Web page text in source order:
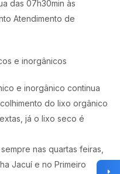
das 07h30min às
Atendimento de
e inorgânicos
e inorgânico continua
do lixo orgânico
já o lixo seco é
nas quartas feiras,
Jacuí e no Primeiro